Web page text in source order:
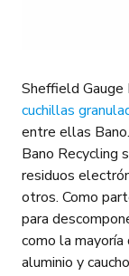
Sheffield
cuchillas
entre ellas Bano.
Bano Recycling
residuos
otros. Como
para
como la
aluminio y